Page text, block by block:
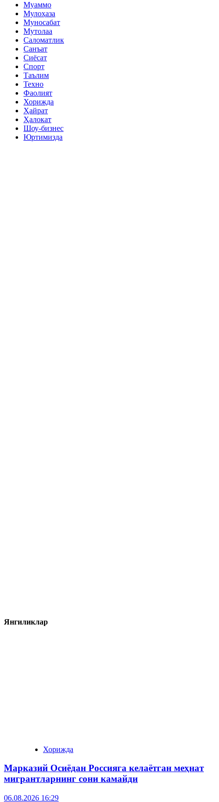
Муаммо
Мулоҳаза
Муносабат
Мутолаа
Саломатлик
Санъат
Сиёсат
Спорт
Таълим
Техно
Фаолият
Хорижда
Ҳайрат
Ҳалокат
Шоу-бизнес
Юртимизда
Янгиликлар
Хорижда
Марказий Осиёдан Россияга келаётган меҳнат
мигрантларнинг сони камайди
06.08.2026 16:29